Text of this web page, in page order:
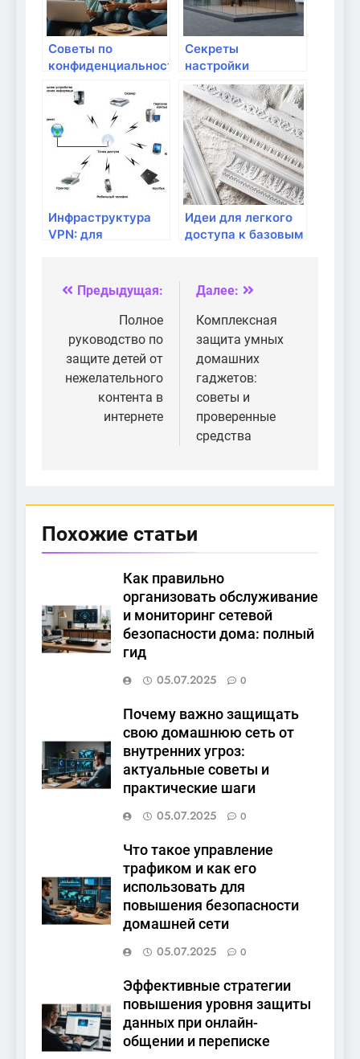
Советы по
конфиденциальности
в Интернете для
всей семьи:
безопасный
домашний
интернет
Секреты
настройки
родительского
контроля на
роутере
Инфраструктура
VPN: для
доступа
Идеи для легкого
доступа к базовым
Навигация
записям
Предыдущая:
Полное
руководство по
защите детей от
нежелательного
контента в
интернете
Далее:
Комплексная
защита умных
домашних
гаджетов:
советы и
проверенные
средства
Похожие статьи
Как правильно
организовать обслуживание
и мониторинг сетевой
безопасности дома: полный
гид
05.07.2025
0
Почему важно защищать
свою домашнюю сеть от
внутренних угроз:
актуальные советы и
практические шаги
05.07.2025
0
Что такое управление
трафиком и как его
использовать для
повышения безопасности
домашней сети
05.07.2025
0
Эффективные стратегии
повышения уровня защиты
данных при онлайн-
общении и переписке